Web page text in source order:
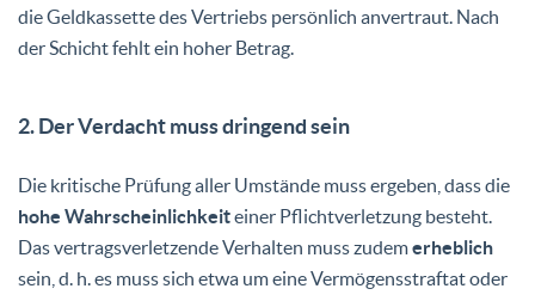
die Geldkassette des Vertriebs persönlich anvertraut. Nach
der Schicht fehlt ein hoher Betrag.
2. Der Verdacht muss dringend sein
Die kritische Prüfung aller Umstände muss ergeben, dass die
hohe Wahrscheinlichkeiteiner Pflichtverletzung besteht.
Das vertragsverletzende Verhalten muss zudemerheblich
sein, d. h. es muss sich etwa um eine Vermögensstraftat oder